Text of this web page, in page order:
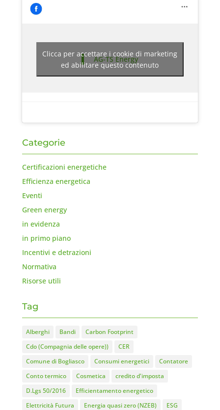
AG-TS Energy
Clicca per accettare i cookie di marketing
ed abilitare questo contenuto
Categorie
Certificazioni energetiche
Efficienza energetica
Eventi
Green energy
in evidenza
in primo piano
Incentivi e detrazioni
Normativa
Risorse utili
Tag
Alberghi Bandi
Carbon Footprint
Cdo (Compagnia delle opere))
CER
Comune di Bogliasco
Consumi energetici
Contatore
Conto termico
Cosmetica
credito d'imposta
D.Lgs 50/2016
Efficientamento energetico
Elettricità Futura
Energia quasi zero (NZEB)
ESG